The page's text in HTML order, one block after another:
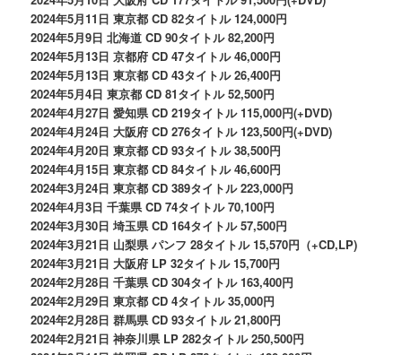
2024年5月11日 東京都 CD 82タイトル 124,000円
2024年5月9日 北海道 CD 90タイトル 82,200円
2024年5月13日 京都府 CD 47タイトル 46,000円
2024年5月13日 東京都 CD 43タイトル 26,400円
2024年5月4日 東京都 CD 81タイトル 52,500円
2024年4月27日 愛知県 CD 219タイトル 115,000円(+DVD)
2024年4月24日 大阪府 CD 276タイトル 123,500円(+DVD)
2024年4月20日 東京都 CD 93タイトル 38,500円
2024年4月15日 東京都 CD 84タイトル 46,600円
2024年3月24日 東京都 CD 389タイトル 223,000円
2024年4月3日 千葉県 CD 74タイトル 70,100円
2024年3月30日 埼玉県 CD 164タイトル 57,500円
2024年3月21日 山梨県 パンフ 28タイトル 15,570円（+CD,LP)
2024年3月21日 大阪府 LP 32タイトル 15,700円
2024年2月28日 千葉県 CD 304タイトル 163,400円
2024年2月29日 東京都 CD 4タイトル 35,000円
2024年2月28日 群馬県 CD 93タイトル 21,800円
2024年2月21日 神奈川県 LP 282タイトル 250,500円